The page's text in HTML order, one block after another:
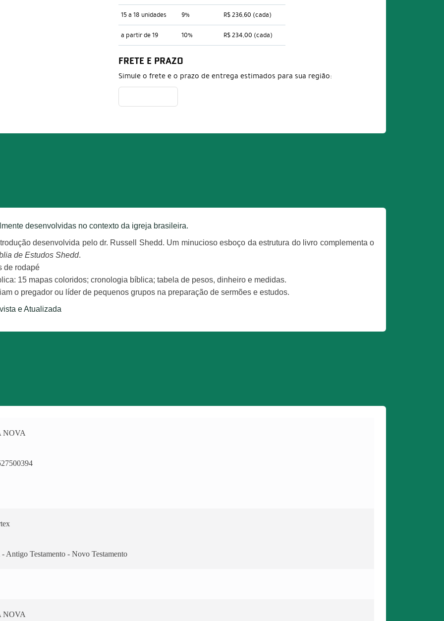
15 a 18 unidades 9% R$ 236,60 (cada)
a partir de 19 10% R$ 234,00 (cada)
FRETE E PRAZO
Simule o frete e o prazo de entrega estimados para sua região:
desenvolvidas no contexto da igreja brasileira.
desenvolvida pelo dr. Russell Shedd. Um minucioso esboço da estrutura do livro complementa o
de Estudos Shedd.
de rodapé
15 mapas coloridos; cronologia bíblica; tabela de pesos, dinheiro e medidas.
o pregador ou líder de pequenos grupos na preparação de sermões e estudos.
e Atualizada
NOVA
Antigo Testamento - Novo Testamento
NOVA